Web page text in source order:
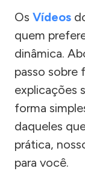
Os Vídeos
quem
dinâmica.
passo sobre
explicações
forma
daqueles
prática,
para você.